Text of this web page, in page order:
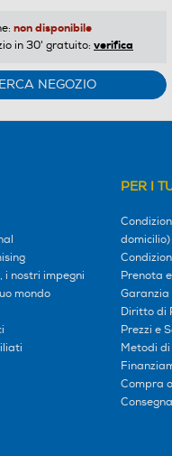
non disponibile
in 30' gratuito: verifica
NEGOZIO
i nostri impegni
mondo
PER I
domicilio)
Prenota
Garanzia
Diritto di
Prezzi e
Metodi
Compra